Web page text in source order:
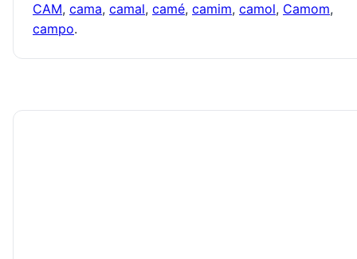
CAM, cama, camal, camé, camim, camol, Camom,
campo.